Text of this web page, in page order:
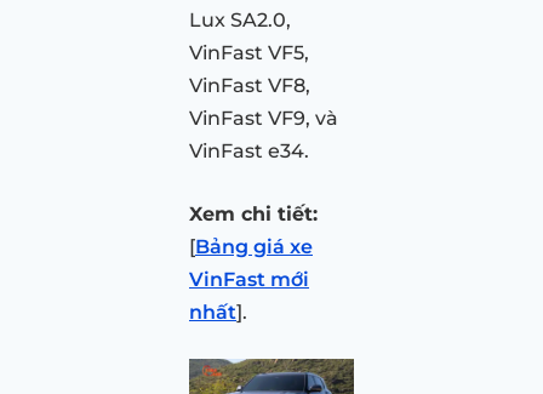
Lux SA2.0,
VinFast VF5,
VinFast VF8,
VinFast VF9, và
VinFast e34.
Xem chi tiết:
[Bảng giá xe
VinFast mới
nhất].